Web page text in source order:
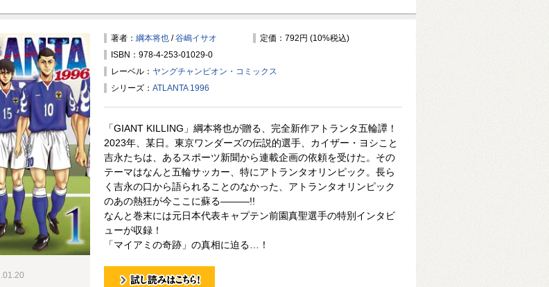
著者： 綱本将也 /谷嶋イサオ
定価：792円 (10%税込)
ISBN：978-4-253-01029-0
レーベル： ヤングチャンピオン・コミックス
シリーズ： ATLANTA 1996
「GIANT KILLING」綱本将也が贈る、完全新作アトランタ五輪譚！
2023年、某日。東京ワンダーズの伝説的選手、カイザー・ヨシこと
吉永たちは、あるスポーツ新聞から連載企画の依頼を受けた。その
テーマはなんと五輪サッカー、特にアトランタオリンピック。長ら
く吉永の口から語られることのなかった、アトランタオリンピック
のあの熱狂が今ここに蘇る―――!!
なんと巻末には元日本代表キャプテン前園真聖選手の特別インタビ
ューが収録！
「マイアミの奇跡」の真相に迫る…！